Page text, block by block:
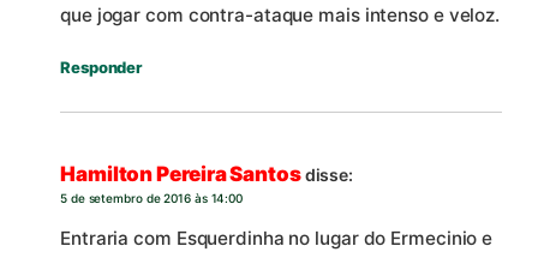
que jogar com contra-ataque mais intenso e veloz.
Responder
Hamilton Pereira Santosdisse:
5 de setembro de 2016 às 14:00
Entraria com Esquerdinha no lugar do Ermecinio e